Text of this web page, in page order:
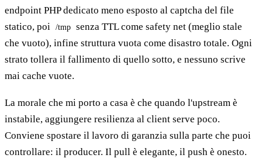
endpoint PHP dedicato meno esposto al captcha del file
statico, poi /tmp senza TTL come safety net (meglio stale
che vuoto), infine struttura vuota come disastro totale. Ogni
strato tollera il fallimento di quello sotto, e nessuno scrive
mai cache vuote.
La morale che mi porto a casa è che quando l'upstream è
instabile, aggiungere resilienza al client serve poco.
Conviene spostare il lavoro di garanzia sulla parte che puoi
controllare: il producer. Il pull è elegante, il push è onesto.